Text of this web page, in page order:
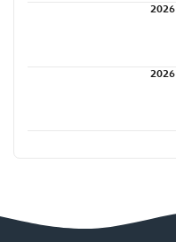
موعد مباراة العراق والنرويج في كأس العالم 2026
موعد مباراة فرنسا والسنغال في كأس العالم 2026